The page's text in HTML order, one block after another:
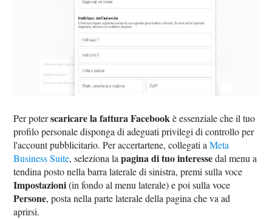
Per poterscaricare la fattura Facebookè essenziale che il tuo
profilo personale disponga di adeguati privilegi di controllo per
l'account pubblicitario. Per accertartene, collegati aMeta
Business Suite, seleziona lapagina di tuo interessedal menu a
tendina posto nella barra laterale di sinistra, premi sulla voce
Impostazioni(in fondo al menu laterale) e poi sulla voce
Persone, posta nella parte laterale della pagina che va ad
aprirsi.